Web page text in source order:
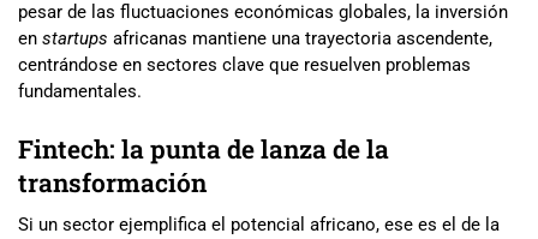
pesar de las fluctuaciones económicas globales, la inversión
en startups africanas mantiene una trayectoria ascendente,
centrándose en sectores clave que resuelven problemas
fundamentales.
Fintech: la punta de lanza de la
transformación
Si un sector ejemplifica el potencial africano, ese es el de la